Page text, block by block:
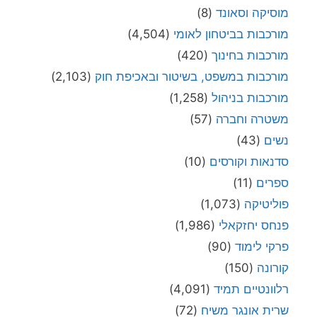
מוסיקה וסאונד (8)
מורכבות בביטחון לאומי (4,504)
מורכבות בחינוך (420)
מורכבות במשפט, בשיטור ובאכיפת חוק (2,103)
מורכבות בניהול (1,258)
משטרה וחברה (57)
נשים (43)
סדנאות וקורסים (10)
ספרים (11)
פוליטיקה (1,073)
פנחס יחזקאלי (1,986)
פרקי לימוד (90)
קורונה (150)
רלוונטיים תמיד (4,091)
שרית אונגר משיח (72)